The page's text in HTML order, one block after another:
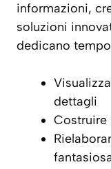
informazioni,
soluzioni
dedicano
dettagli
Costruire